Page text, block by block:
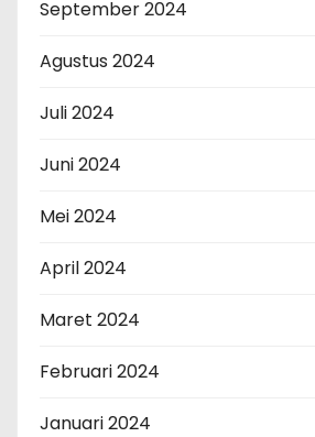
September 2024
Agustus 2024
Juli 2024
Juni 2024
Mei 2024
April 2024
Maret 2024
Februari 2024
Januari 2024